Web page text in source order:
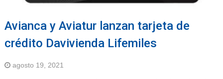
Avianca y Aviatur lanzan tarjeta de
crédito Davivienda Lifemiles
agosto 19, 2021